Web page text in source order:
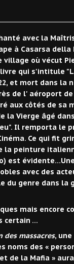
avec la
à Casarsa
où vécut
qui s'intitule
et mort dans la
de l' aéroport
aux côtés de sa
la Vierge âgé
Il remporta le
Ce qui fit
peinture
est
avec des
du genre dans la
mais encore
certain ...
des massacres,
noms des «
de la Mafia »